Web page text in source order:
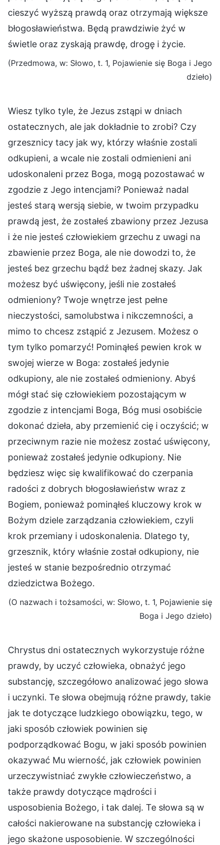
cieszyć wyższą prawdą oraz otrzymają większe
błogosławieństwa. Będą prawdziwie żyć w
świetle oraz zyskają prawdę, drogę i życie.
(Przedmowa, w: Słowo, t. 1, Pojawienie się Boga i Jego
dzieło)
Wiesz tylko tyle, że Jezus zstąpi w dniach
ostatecznych, ale jak dokładnie to zrobi? Czy
grzesznicy tacy jak wy, którzy właśnie zostali
odkupieni, a wcale nie zostali odmienieni ani
udoskonaleni przez Boga, mogą pozostawać w
zgodzie z Jego intencjami? Ponieważ nadal
jesteś starą wersją siebie, w twoim przypadku
prawdą jest, że zostałeś zbawiony przez Jezusa
i że nie jesteś człowiekiem grzechu z uwagi na
zbawienie przez Boga, ale nie dowodzi to, że
jesteś bez grzechu bądź bez żadnej skazy. Jak
możesz być uświęcony, jeśli nie zostałeś
odmieniony? Twoje wnętrze jest pełne
nieczystości, samolubstwa i nikczemności, a
mimo to chcesz zstąpić z Jezusem. Możesz o
tym tylko pomarzyć! Pominąłeś pewien krok w
swojej wierze w Boga: zostałeś jedynie
odkupiony, ale nie zostałeś odmieniony. Abyś
mógł stać się człowiekiem pozostającym w
zgodzie z intencjami Boga, Bóg musi osobiście
dokonać dzieła, aby przemienić cię i oczyścić; w
przeciwnym razie nie możesz zostać uświęcony,
ponieważ zostałeś jedynie odkupiony. Nie
będziesz więc się kwalifikować do czerpania
radości z dobrych błogosławieństw wraz z
Bogiem, ponieważ pominąłeś kluczowy krok w
Bożym dziele zarządzania człowiekiem, czyli
krok przemiany i udoskonalenia. Dlatego ty,
grzesznik, który właśnie został odkupiony, nie
jesteś w stanie bezpośrednio otrzymać
dziedzictwa Bożego.
(O nazwach i tożsamości, w: Słowo, t. 1, Pojawienie się
Boga i Jego dzieło)
Chrystus dni ostatecznych wykorzystuje różne
prawdy, by uczyć człowieka, obnażyć jego
substancję, szczegółowo analizować jego słowa
i uczynki. Te słowa obejmują różne prawdy, takie
jak te dotyczące ludzkiego obowiązku, tego, w
jaki sposób człowiek powinien się
podporządkować Bogu, w jaki sposób powinien
okazywać Mu wierność, jak człowiek powinien
urzeczywistniać zwykłe człowieczeństwo, a
także prawdy dotyczące mądrości i
usposobienia Bożego, i tak dalej. Te słowa są w
całości nakierowane na substancję człowieka i
jego skażone usposobienie. W szczególności